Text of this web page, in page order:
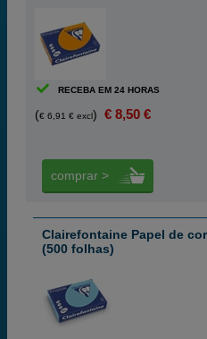
RECEBA EM 24 HORAS
(€ 6,91 € excl) € 8,50 €
comprar >
Clairefontaine Papel de
(500 folhas)